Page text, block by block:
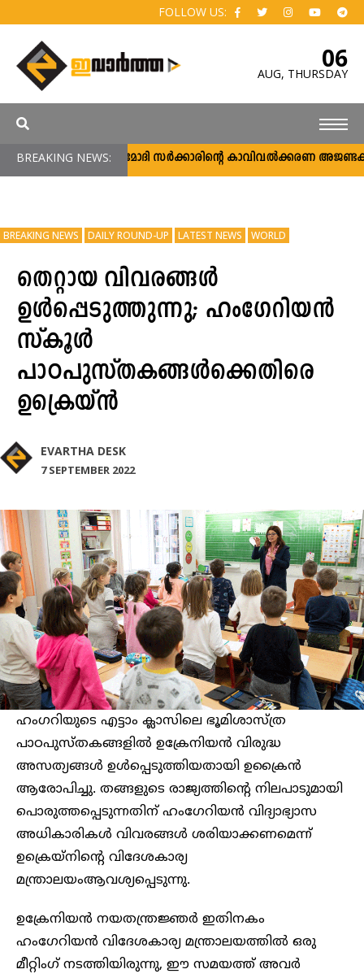
FOLLOW US:
06
AUG, THURSDAY
BREAKING NEWS:നരേന്ദ്രമോദി സര്‍ക്കാരിന്റെ കാവിവല്‍ക്കരണ
BREAKING NEWS DAILY ROUND-UP LATEST NEWS WORLD
തെറ്റായ വിവരങ്ങൾ
ഉൾപ്പെടുത്തുന്നു; ഹംഗേറിയൻ
സ്‌കൂൾ
പാഠപുസ്തകങ്ങൾക്കെതിരെ
ഉക്രെയ്ൻ
EVARTHA DESK
7 SEPTEMBER 2022
ഹംഗറിയുടെ എട്ടാം ക്ലാസിലെ ഭൂമിശാസ്ത്ര
പാഠപുസ്തകങ്ങളിൽ ഉക്രേനിയൻ വിരുദ്ധ
അസത്യങ്ങൾ ഉൾപ്പെടുത്തിയതായി ഉക്രൈൻ
ആരോപിച്ചു. തങ്ങളുടെ രാജ്യത്തിന്റെ നിലപാടുമായി
പൊരുത്തപ്പെടുന്നതിന് ഹംഗേറിയൻ വിദ്യാഭ്യാസ
അധികാരികൾ വിവരങ്ങൾ ശരിയാക്കണമെന്ന്
ഉക്രെയ്നിന്റെ വിദേശകാര്യ
മന്ത്രാലയംആവശ്യപ്പെടുന്നു.
ഉക്രേനിയൻ നയതന്ത്രജ്ഞർ ഇതിനകം
ഹംഗേറിയൻ വിദേശകാര്യ മന്ത്രാലയത്തിൽ ഒരു
മീറ്റിംഗ് നടത്തിയിരുന്നു, ഈ സമയത്ത് അവർ